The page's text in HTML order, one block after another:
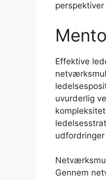
Effektive
uvurderlig
Gennem